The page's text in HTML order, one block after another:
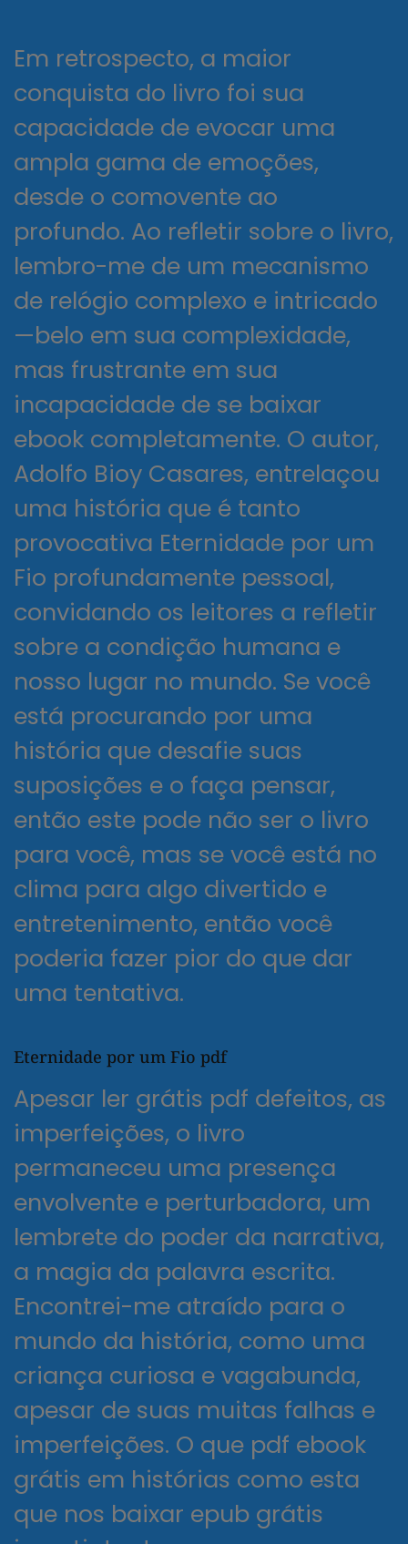
Em retrospecto, a maior
conquista do livro foi sua
capacidade de evocar uma
ampla gama de emoções,
desde o comovente ao
profundo. Ao refletir sobre o livro,
lembro-me de um mecanismo
de relógio complexo e intricado
—belo em sua complexidade,
mas frustrante em sua
incapacidade de se baixar
ebook completamente. O autor,
Adolfo Bioy Casares, entrelaçou
uma história que é tanto
provocativa Eternidade por um
Fio profundamente pessoal,
convidando os leitores a refletir
sobre a condição humana e
nosso lugar no mundo. Se você
está procurando por uma
história que desafie suas
suposições e o faça pensar,
então este pode não ser o livro
para você, mas se você está no
clima para algo divertido e
entretenimento, então você
poderia fazer pior do que dar
uma tentativa.
Eternidade por um Fio pdf
Apesar ler grátis pdf defeitos, as
imperfeições, o livro
permaneceu uma presença
envolvente e perturbadora, um
lembrete do poder da narrativa,
a magia da palavra escrita.
Encontrei-me atraído para o
mundo da história, como uma
criança curiosa e vagabunda,
apesar de suas muitas falhas e
imperfeições. O que pdf ebook
grátis em histórias como esta
que nos baixar epub grátis